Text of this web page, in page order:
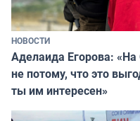
НОВОСТИ
Аделаида Егорова:
не потому, что это
ты им интересен»